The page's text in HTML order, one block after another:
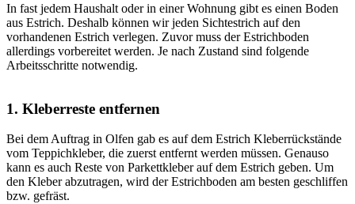
In fast jedem Haushalt oder in einer Wohnung gibt es einen Boden
aus Estrich. Deshalb können wir jeden Sichtestrich auf den
vorhandenen Estrich verlegen. Zuvor muss der Estrichboden
allerdings vorbereitet werden. Je nach Zustand sind folgende
Arbeitsschritte notwendig.
1. Kleberreste entfernen
Bei dem Auftrag in Olfen gab es auf dem Estrich Kleberrückstände
vom Teppichkleber, die zuerst entfernt werden müssen. Genauso
kann es auch Reste von Parkettkleber auf dem Estrich geben. Um
den Kleber abzutragen, wird der Estrichboden am besten geschliffen
bzw. gefräst.